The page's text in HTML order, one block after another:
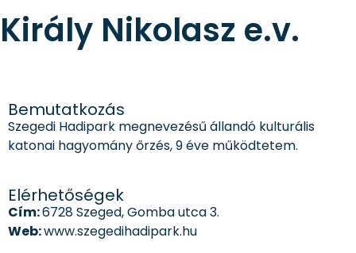
Király Nikolasz e.v.
Bemutatkozás
Szegedi Hadipark megnevezésű állandó kulturális
katonai hagyomány őrzés, 9 éve működtetem.
Elérhetőségek
Cím:6728 Szeged, Gomba utca 3.
Web:www.szegedihadipark.hu